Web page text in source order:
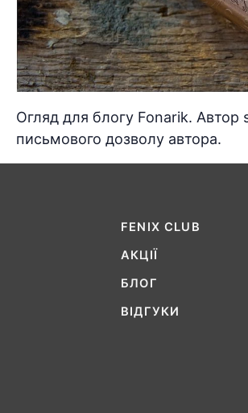
Огляд для блогу Fonarik. Автор
письмового дозволу автора.
FENIX ​​CLUB
АКЦІЇ
БЛОГ
ВІДГУКИ